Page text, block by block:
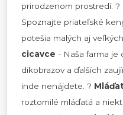
prirodzenom prostredí. ?
Spoznajte priateľské
potešia malých aj
cicavce - Naša farma je
dikobrazov a ďalších
inde nenájdete. ?
roztomilé mláďatá a